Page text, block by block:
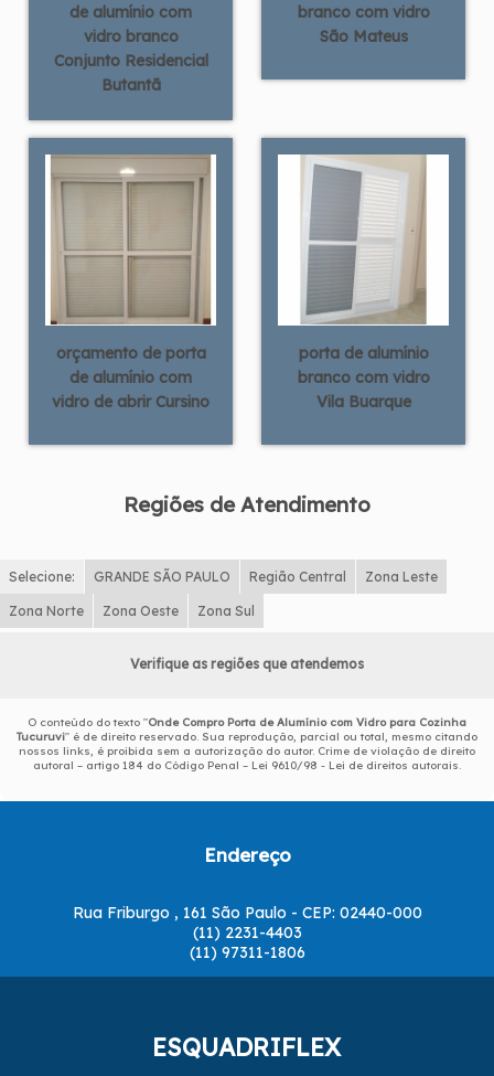
de alumínio com
vidro branco
Conjunto Residencial
Butantã
branco com vidro
São Mateus
orçamento de porta
de alumínio com
vidro de abrir Cursino
porta de alumínio
branco com vidro
Vila Buarque
Regiões de Atendimento
Selecione: GRANDE SÃO PAULO Região Central Zona Leste
Zona Norte Zona Oeste Zona Sul
Verifique as regiões que atendemos
O conteúdo do texto "Onde Compro Porta de Alumínio com Vidro para Cozinha
Tucuruvi" é de direito reservado. Sua reprodução, parcial ou total, mesmo citando
nossos links, é proibida sem a autorização do autor. Crime de violação de direito
autoral – artigo 184 do Código Penal – Lei 9610/98 - Lei de direitos autorais
Endereço
Rua Friburgo , 161 São Paulo - CEP: 02440-000
(11) 2231-4403
(11) 97311-1806
ESQUADRIFLEX